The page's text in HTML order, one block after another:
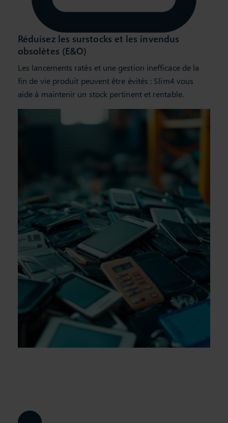
Réduisez les surstocks et les invendus
obsolètes (E&O)
Les lancements ratés et une gestion inefficace de la
fin de vie produit peuvent être évités : Slim4 vous
aide à maintenir un stock pertinent et rentable.